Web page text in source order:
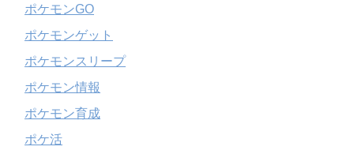
ポケモンGO
ポケモンゲット
ポケモンスリープ
ポケモン情報
ポケモン育成
ポケ活